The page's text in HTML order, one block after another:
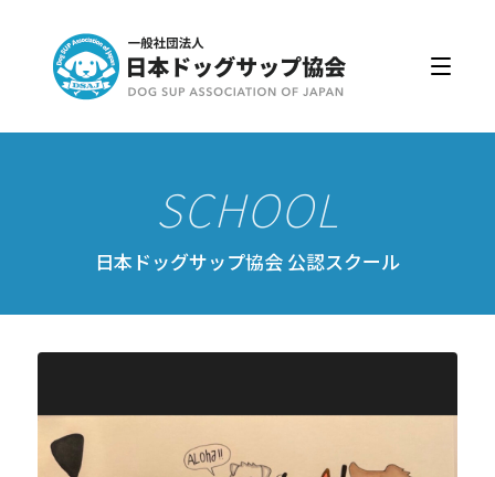
入会・更新
公認スクール・インストラクター
公認スクール案内
会員ページ
日本ドッグサップ協会 公認スクール